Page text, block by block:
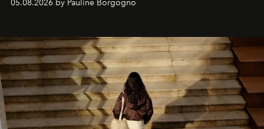
05.08.2026 by Pauline Borgogno